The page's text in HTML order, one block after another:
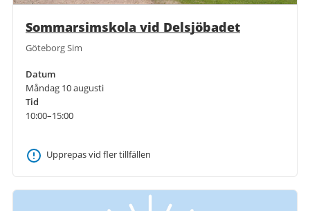
Sommarsimskola vid Delsjöbadet
Göteborg Sim
Datum
Måndag 10 augusti
Tid
10:00–15:00
Upprepas vid fler tillfällen